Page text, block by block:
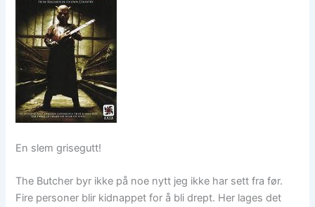
En slem grisegutt!
The Butcher byr ikke på noe nytt jeg ikke har sett fra før.
Fire personer blir kidnappet for å bli drept. Her lages det